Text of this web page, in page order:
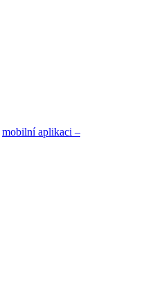
mobilní aplikaci –